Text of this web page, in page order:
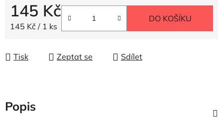
145 Kč
Měrná cena:
145 Kč / 1 ks
DO KOŠÍKU
Tisk Zeptat se Sdílet
Popis